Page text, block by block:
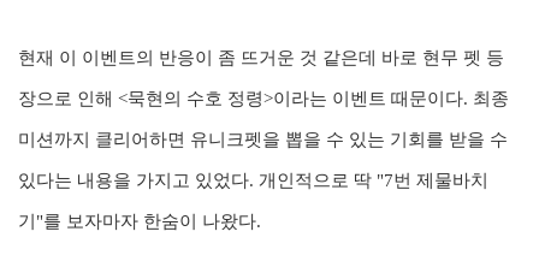
현재 이 이벤트의 반응이 좀 뜨거운 것 같은데 바로 현무 펫 등
장으로 인해 <묵현의 수호 정령>이라는 이벤트 때문이다. 최종
미션까지 클리어하면 유니크펫을 뽑을 수 있는 기회를 받을 수
있다는 내용을 가지고 있었다. 개인적으로 딱 "7번 제물바치
기"를 보자마자 한숨이 나왔다.